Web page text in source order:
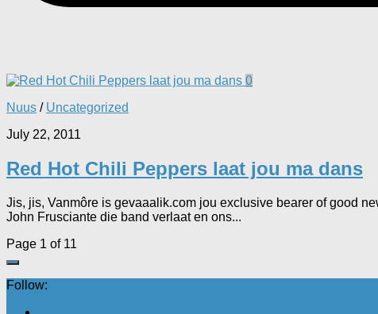
0
Nuus / Uncategorized
July 22, 2011
Red Hot Chili Peppers laat jou ma dans
Jis, jis, Vanmôre is gevaaalik.com jou exclusive bearer of good
John Frusciante die band verlaat en ons...
Page 1 of 11
Follow: